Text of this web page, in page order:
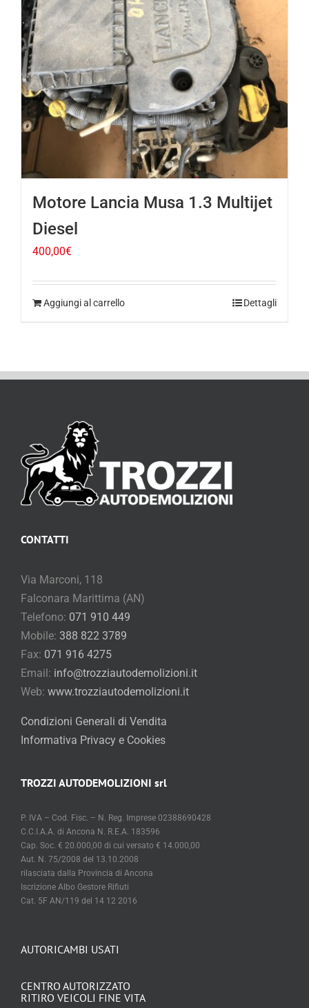
Motore Lancia Musa 1.3 Multijet
Diesel
400,00€
Aggiungi al carrello Dettagli
AUTORICAMBI USATI
CENTRO AUTORIZZATO
RITIRO VEICOLI FINE VITA
CONTATTI
Via Marconi, 118
Falconara Marittima (AN)
Telefono: 071 910 449
Mobile: 388 822 3789
Fax: 071 916 4275
Email: info@trozziautodemolizioni.it
Web: www.trozziautodemolizioni.it
Condizioni Generali di Vendita
Informativa Privacy e Cookies
TROZZI AUTODEMOLIZIONI srl
P. IVA – Cod. Fisc. – N. Reg. Imprese 02388690428
C.C.I.A.A. di Ancona N. R.E.A. 183596
Cap. Soc. € 20.000,00 di cui versato € 14.000,00
Aut. N. 75/2008 del 13.10.2008
rilasciata dalla Provincia di Ancona
Iscrizione Albo Gestore Rifiuti
Cat. 5F AN/119 del 14 12 2016